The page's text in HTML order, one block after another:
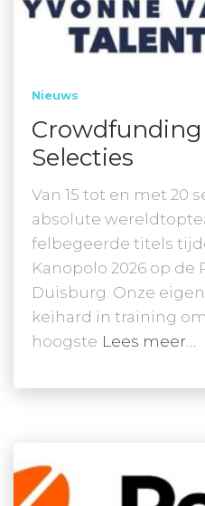
Nieuws
Selecties
Van 15 tot en met 20
absolute
felbegeerde titels
Kanopolo 2026 op de
Duisburg. Onze
keihard in training
hoogste Lees meer…